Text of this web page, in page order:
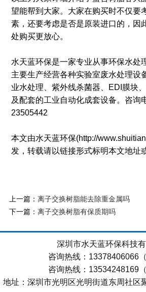
望能帮到大家。大家在购买时不仅要
素，还要考虑是否是原装进口的，因
处购买更放心。
水天蓝环保是一家专业从事环保水处
主要生产经营各种实验室废水处理设
业水处理、紫外线杀菌器、EDI膜块
及配套的工业自动化成套设备。咨询
23505442
本文由水天蓝环保(http://
发，转载请以链接形式标明本文地址
上一篇： 离子交换树脂能去除重金属吗
下一篇： 离子交换树脂有保质期吗
深圳市水天蓝环保科技
咨询热线：13378406066（
咨询热线：13534248169（
地址：深圳市光明区光明街道东周社区